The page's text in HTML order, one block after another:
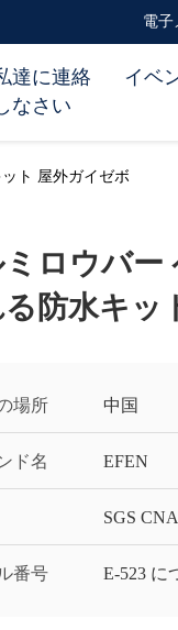
電子
達に連絡
なさい
イベ
ト 屋外ガイゼボ
ロウバー
る防水キッ
場所 中国
ド名 EFEN
SGS
番号 E-523 に